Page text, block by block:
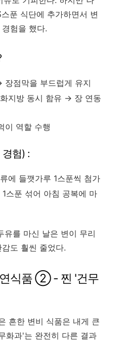
푼 식단에 추가하면서 변
험을 했다.
점막을 부드럽게 유지
지방 동시 함유 → 장 연동
이 역할 수행
험) :
에 들깻가루 1스푼씩 첨가
스푼 섞어 아침 공복에 마
유를 마신 날은 변이 무리
도 훨씬 줄었다.
연식품 ② - 찐 '건무
흔한 변비 식품은 내게 큰
화과'는 완전히 다른 결과